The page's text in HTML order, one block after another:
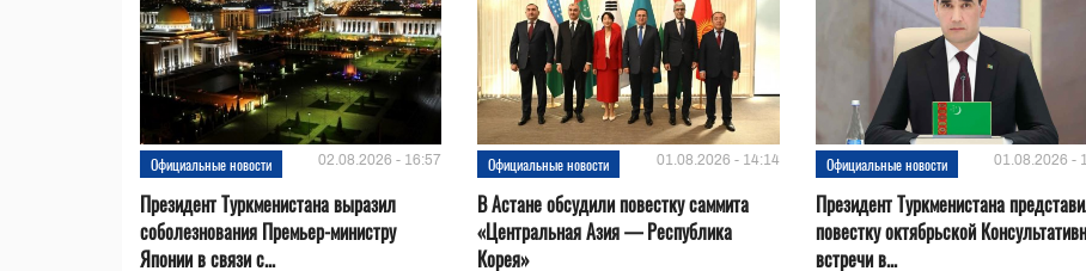
Официальные новости 02.08.2026 - 16:57
Президент Туркменистана выразил
соболезнования Премьер-министру
Японии в связи с...
Официальные новости 01.08.2026 - 14:14
В Астане обсудили повестку саммита
«Центральная Азия — Республика
Корея»
Официальные новости 01.08.2026 -
Президент Туркменистана
повестку октябрьской
встречи в...